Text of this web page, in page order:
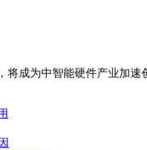
将成为中智能硬件产业